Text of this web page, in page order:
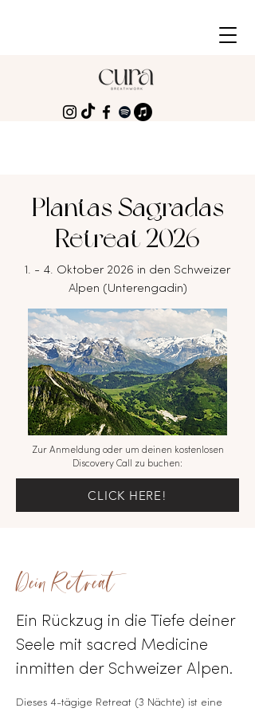
Plantas Sagradas
Retreat 2026
1. - 4. Oktober 2026 in den Schweizer
Alpen (Unterengadin)
Zur Anmeldung oder um deinen kostenlosen
Discovery Call zu buchen:
CLICK HERE!
Dein Retreat
Ein Rückzug in die Tiefe deiner
Seele mit sacred Medicine
inmitten der Schweizer Alpen.
Dieses 4-tägige Retreat (3 Nächte) ist eine